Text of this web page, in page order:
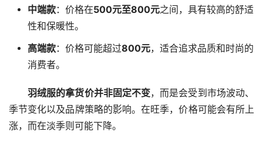
中端款：价格在500元至800元之间，具有较高的舒适
性和保暖性。
高端款：价格可能超过800元，适合追求品质和时尚的
消费者。
羽绒服的拿货价并非固定不变，而是会受到市场波动、
季节变化以及品牌策略的影响。在旺季，价格可能会有所上
涨，而在淡季则可能下降。